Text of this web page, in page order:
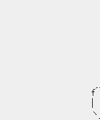
f´￣
| ・
ヽ＿